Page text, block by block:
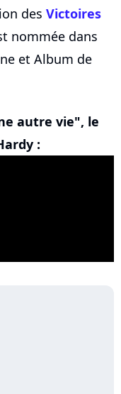
des Victoires
nommée dans
et Album de
autre vie", le
: